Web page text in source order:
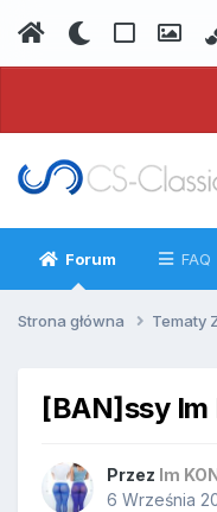
Forum FAQ
Strona główna Tematy
[BAN]ssy Im
Przez Im
6 Września